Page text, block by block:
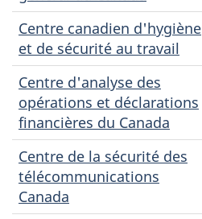
Centre canadien d'hygiène
et de sécurité au travail
Centre d'analyse des
opérations et déclarations
financières du Canada
Centre de la sécurité des
télécommunications
Canada